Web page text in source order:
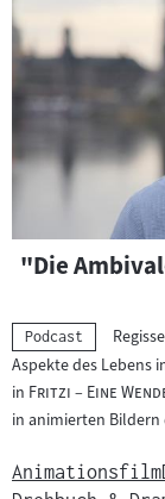
Audioinhalte
abspielen
"Die
Kategorie:
Podcast
Aspekte des Lebens
in "Fritzi – Eine
in animierten
Animationsfilm